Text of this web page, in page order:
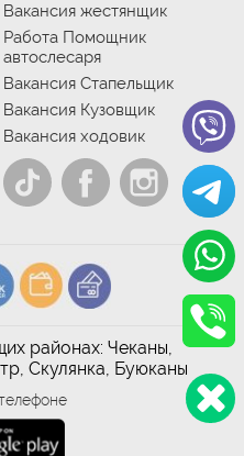
Вакансия жестянщик
Работа Помощник
автослесаря
Вакансия Стапельщик
Вакансия Кузовщик
Вакансия ходовик
районах: Чеканы,
Скулянка, Буюканы